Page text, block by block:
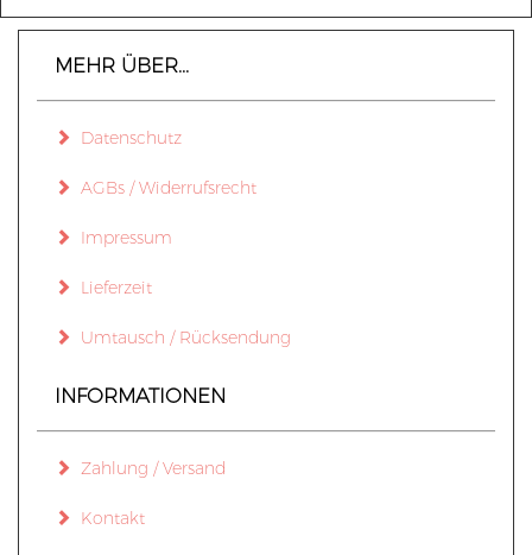
MEHR ÜBER...
Datenschutz
AGBs / Widerrufsrecht
Impressum
Lieferzeit
Umtausch / Rücksendung
INFORMATIONEN
Zahlung / Versand
Kontakt